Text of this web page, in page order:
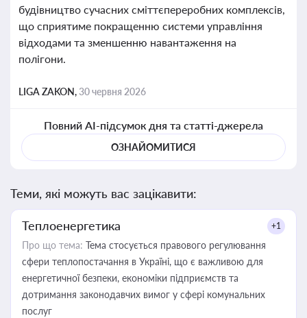
будівництво сучасних сміттєпереробних комплексів,
що сприятиме покращенню системи управління
відходами та зменшенню навантаження на
полігони.
LIGA ZAKON,30 червня 2026
Повний AI-підсумок дня та статті-джерела
ОЗНАЙОМИТИСЯ
Теми, які можуть вас зацікавити:
Теплоенергетика +1
Про що тема: Тема стосується правового регулювання
сфери теплопостачання в Україні, що є важливою для
енергетичної безпеки, економіки підприємств та
дотримання законодавчих вимог у сфері комунальних
послуг